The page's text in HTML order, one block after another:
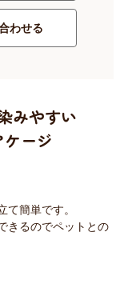
わせる
みやすい
ージ
簡単です。
きるのでペットとの